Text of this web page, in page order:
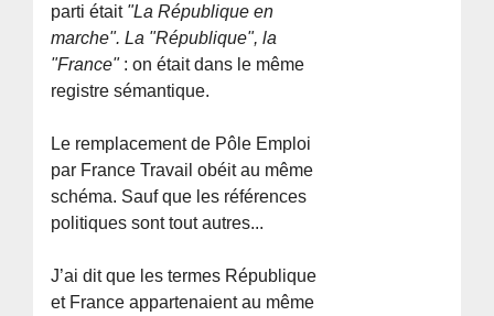
parti était "La République en
marche". La "République", la
"France": on était dans le même
registre sémantique.
Le remplacement de Pôle Emploi
par France Travail obéit au même
schéma. Sauf que les références
politiques sont tout autres...
J’ai dit que les termes République
et France appartenaient au même